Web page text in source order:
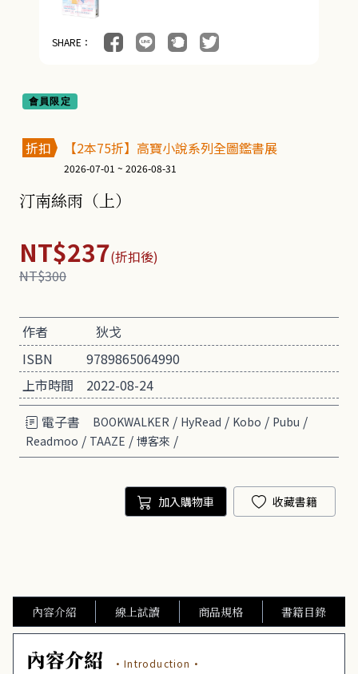
SHARE：
會員限定
折扣 【2本75折】高寶小說系列全圖鑑書展
2026-07-01 ~ 2026-08-31
汀南絲雨（上）
NT$237(折扣後)
NT$300
作者
狄戈
ISBN
9789865064990
上市時間
2022-08-24
電子書
BOOKWALKER / HyRead / Kobo / Pubu /
Readmoo / TAAZE / 博客來 /
加入購物車 收藏書籍
內容介紹 線上試讀 商品規格 書籍目錄
內容介紹 ·Introduction·